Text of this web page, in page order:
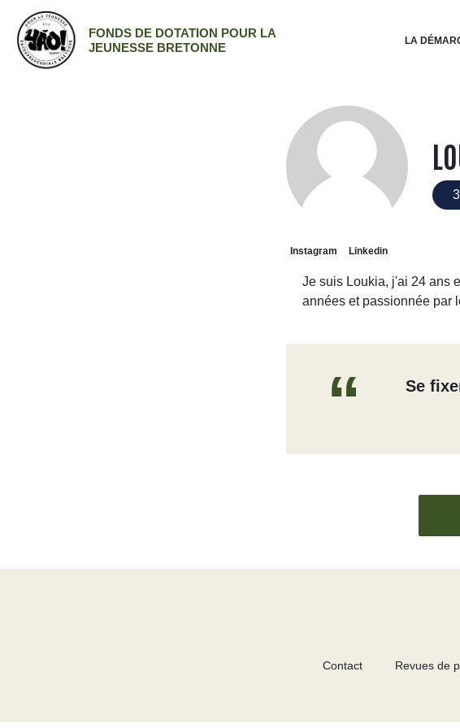
FONDS DE DOTATION POUR LA
JEUNESSE BRETONNE
LA
Instagram Linkedin
Je suis Loukia, j'ai 24 ans
années et passionnée par
Se
Contact Revues de